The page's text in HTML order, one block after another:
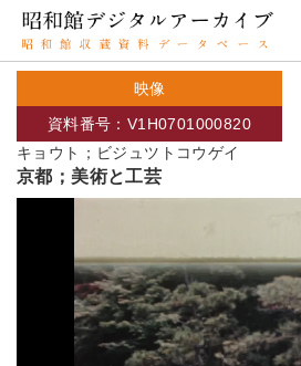
映像
キョウト；ビジュツトコウゲイ
資料番号：V1H0701000820
京都；美術と工芸